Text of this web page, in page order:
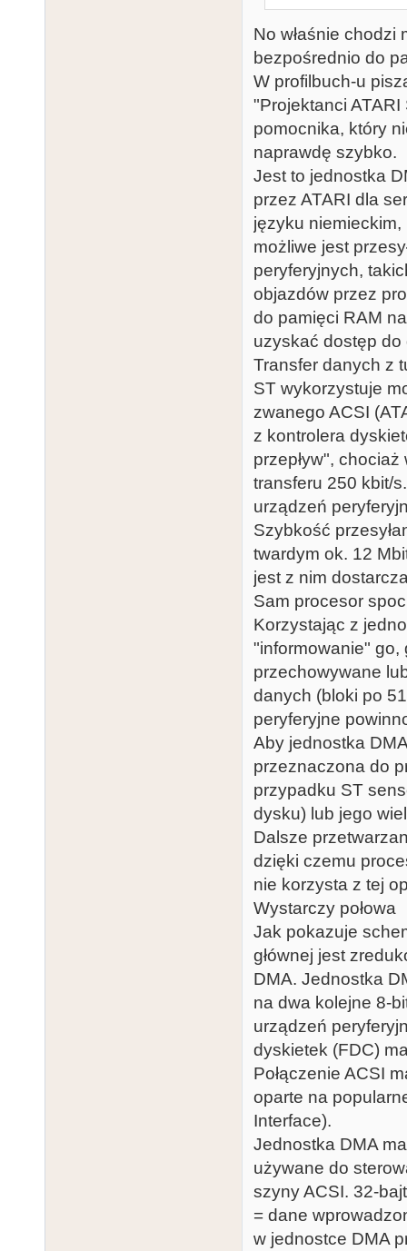
No właśnie chodzi
bezpośrednio do
W profilbuch-u
"Projektanci
pomocnika, który
naprawdę szybko.
Jest to jednostka
przez ATARI dla
języku niemieckim,
możliwe jest
peryferyjnych,
objazdów przez
do pamięci RAM
uzyskać dostęp do
Transfer danych z
ST wykorzystuje
zwanego ACSI
z kontrolera
przepływ",
transferu 250 kbit/
urządzeń
Szybkość
twardym ok. 12
jest z nim
Sam procesor
Korzystając z
"informowanie" go,
przechowywane
danych (bloki po
peryferyjne
Aby jednostka
przeznaczona do
przypadku ST
dysku) lub jego
Dalsze
dzięki czemu
nie korzysta z tej
Wystarczy połowa
Jak pokazuje
głównej jest
DMA. Jednostka
na dwa kolejne 8-
urządzeń
dyskietek (FDC)
Połączenie ACSI
oparte na
Interface).
Jednostka DMA
używane do
szyny ACSI. 32-
= dane
w jednostce DMA